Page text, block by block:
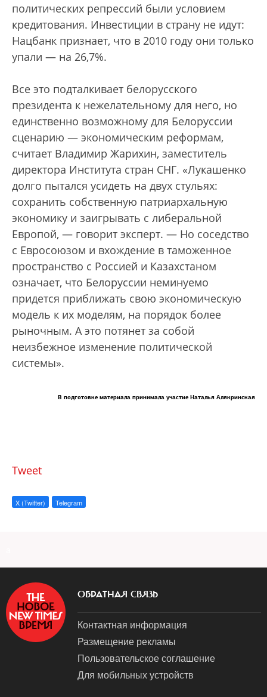
политических репрессий были условием
кредитования. Инвестиции в страну не идут:
Нацбанк признает, что в 2010 году они только
упали — на 26,7%.
Все это подталкивает белорусского
президента к нежелательному для него, но
единственно возможному для Белоруссии
сценарию — экономическим реформам,
считает Владимир Жарихин, заместитель
директора Института стран СНГ. «Лукашенко
долго пытался усидеть на двух стульях:
сохранить собственную патриархальную
экономику и заигрывать с либеральной
Европой, — говорит эксперт. — Но соседство
с Евросоюзом и вхождение в таможенное
пространство с Россией и Казахстаном
означает, что Белоруссии неминуемо
придется приближать свою экономическую
модель к их моделям, на порядок более
рыночным. А это потянет за собой
неизбежное изменение политической
системы».
В подготовке материала принимала участие Наталья Алякринская
Tweet
X (Twitter) Telegram
ОБРАТНАЯ СВЯЗЬ
Контактная информация
Размещение рекламы
Пользовательское соглашение
Для мобильных устройств